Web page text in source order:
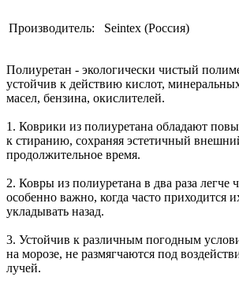
Производитель: Seintex (Россия)
Полиуретан - экологически чистый
устойчив к действию кислот,
масел, бензина, окислителей.
1. Коврики из полиуретана обладают
к стиранию, сохраняя эстетичный
продолжительное время.
2. Ковры из полиуретана в два раза легче
особенно важно, когда часто приходится
укладывать назад.
3. Устойчив к различным погодным
на морозе, не размягчаются под
лучей.